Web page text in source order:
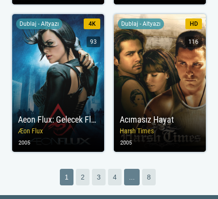
Aeon Flux: Gelecek Flux'ta
Æon Flux
Dublaj - Altyazı 4K
93
2005
Acımasız Hayat
Harsh Times
Dublaj - Altyazı HD
116
2005
1 2 3 4 8